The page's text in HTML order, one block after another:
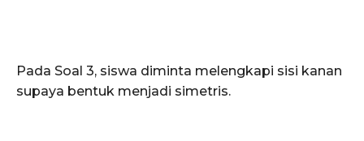
Pada Soal 3, siswa diminta melengkapi sisi kanan
supaya bentuk menjadi simetris.